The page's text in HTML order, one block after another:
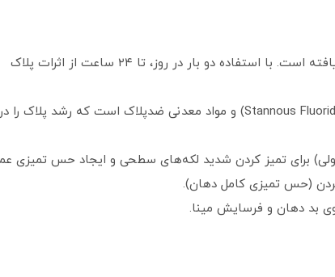
طراحی حرفه‌ای و اثبات‌شده بالینی: این خمیر دندان توسط متخصصان دندانپزشکی توسعه یافته است. با استفاده دو بار در روز، تا ۲۴ ساعت از اثرات پلاک
تقویت‌کننده تمیز کردن دوگانه (Dual Action Cleaning Booster): حاوی کمپلکس فلوراید (Stannous Fluoride) و مواد معدنی ضدپلاک است که رشد پلاک را در
کردن (حس تمیزی کامل دهان).
بد دهان و فرسایش مینا.